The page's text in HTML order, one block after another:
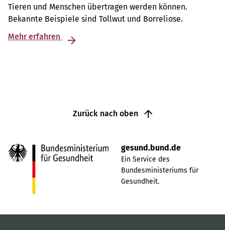
Tieren und Menschen übertragen werden können.
Bekannte Beispiele sind Tollwut und Borreliose.
Mehr erfahren
Zurück nach oben
gesund.bund.de
Ein Service des
Bundesministeriums für
Gesundheit.